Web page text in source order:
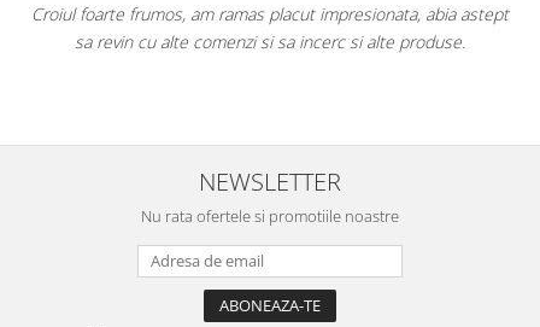
Croiul foarte frumos, am ramas placut impresionata, abia astept
sa revin cu alte comenzi si sa incerc si alte produse.
NEWSLETTER
Nu rata ofertele si promotiile noastre